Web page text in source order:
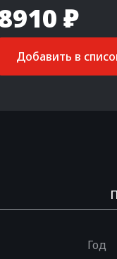
₽
Добавить в
Год